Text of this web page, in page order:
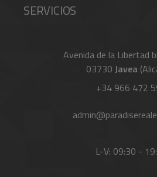
SERVICIOS
Avenida de la Libertad
03730 Javea
+34 966 472
L-V: 09:30 -